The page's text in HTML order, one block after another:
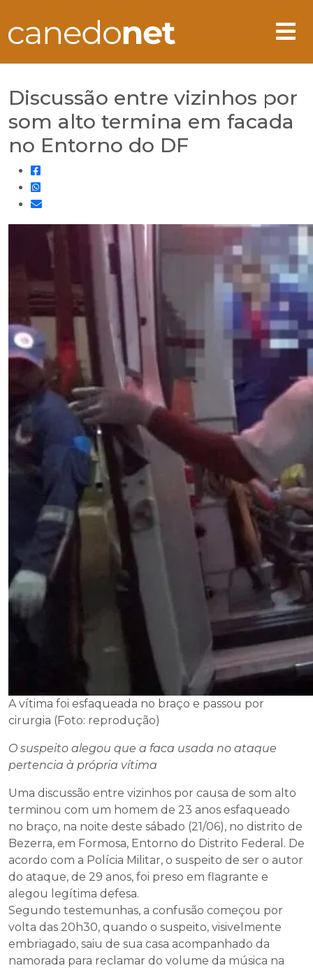
Discussão entre vizinhos por
som alto termina em facada
no Entorno do DF
A vítima foi esfaqueada no braço e passou por
cirurgia (Foto: reprodução)
O suspeito alegou que a faca usada no ataque
pertencia à própria vítima
Uma discussão entre vizinhos por causa de som alto
terminou com um homem de 23 anos esfaqueado
no braço, na noite deste sábado (21/06), no distrito de
Bezerra, em Formosa, Entorno do Distrito Federal. De
acordo com a Polícia Militar, o suspeito de ser o autor
do ataque, de 29 anos, foi preso em flagrante e
alegou legítima defesa.
Segundo testemunhas, a confusão começou por
volta das 20h30, quando o suspeito, visivelmente
embriagado, saiu de sua casa acompanhado da
namorada para reclamar do volume da música na